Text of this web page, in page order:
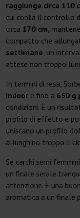
raggiunge circa 110
cui conta il controllo
circa 170 cm,
compatto che
settimane, un
attese non troppo
In termini di resa,
indoor e fino a 650 g
condizioni. È un
profilo di effetto e
uniscano un profilo
allunghino troppo il
Se cerchi semi
un finale serale
attenzione. È una
aromatica a un finale